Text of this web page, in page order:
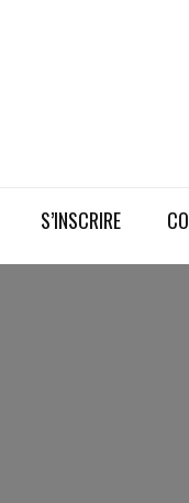
S’INSCRIRE